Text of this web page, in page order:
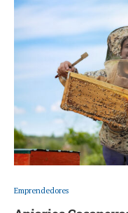
Emprendedores